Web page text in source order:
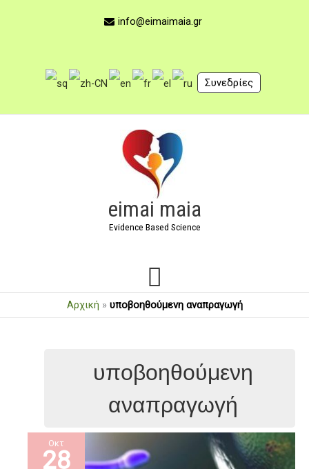
info@eimaimaia.gr
Συνεδρίες
eimai maia
Evidence Based Science
Κύριο
Μενού
Αρχική » υποβοηθούμενη αναπραγωγή
υποβοηθούμενη
αναπραγωγή
Οκτ
28